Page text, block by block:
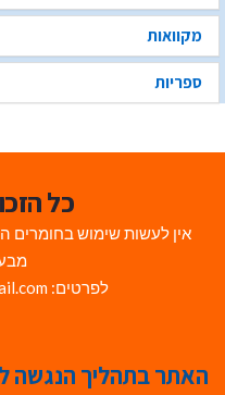
מקוואות
ספריות
כל
אין לעשות שימוש
לפרטים: Avihai.ZoomAt@gmail.com
האתר בתהליך הנגשה